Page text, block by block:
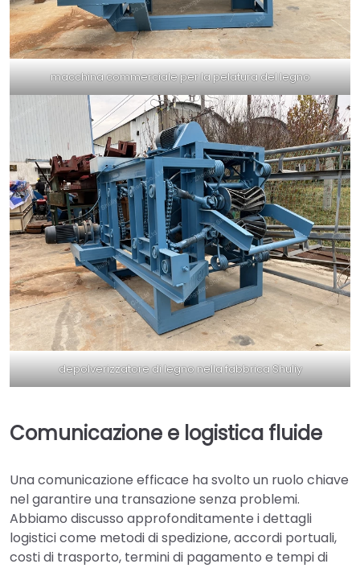
macchina commerciale per la pelatura del legno
depolverizzatore di legno nella fabbrica Shuliy
Comunicazione e logistica fluide
Una comunicazione efficace ha svolto un ruolo chiave
nel garantire una transazione senza problemi.
Abbiamo discusso approfonditamente i dettagli
logistici come metodi di spedizione, accordi portuali,
costi di trasporto, termini di pagamento e tempi di